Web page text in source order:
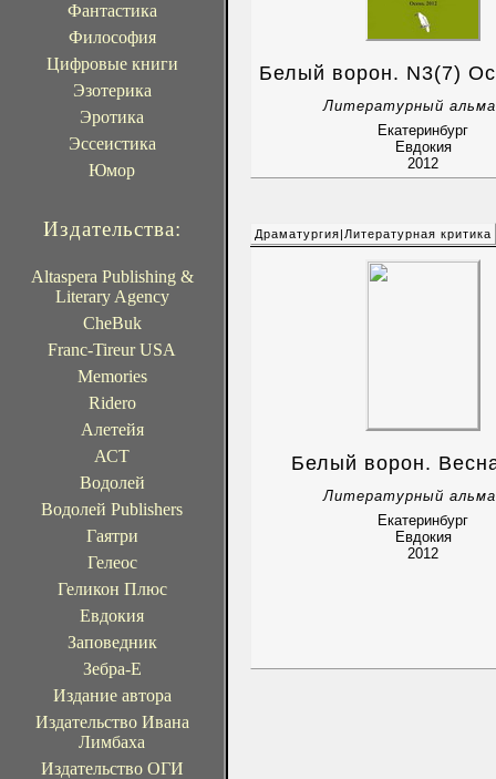
Фантастика
Философия
Цифровые книги
Эзотерика
Эротика
Эссеистика
Юмор
Издательства:
Altaspera Publishing &
Literary Agency
CheBuk
Franc-Tireur USA
Memories
Ridero
Алетейя
АСТ
Водолей
Водолей Publishers
Гаятри
Гелеос
Геликон Плюс
Евдокия
Заповедник
Зебра-Е
Издание автора
Издательство Ивана
Лимбаха
Издательство ОГИ
Белый ворон. N3(7)
Литературный
Екатеринбург
Евдокия
2012
Драматургия|Литературная критика
Белый ворон.
Литературный
Екатеринбург
Евдокия
2012